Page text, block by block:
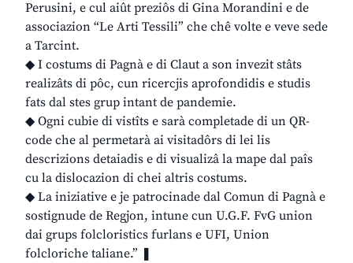
Perusini, e cul aiût preziôs di Gina Morandini e de
associazion “Le Arti Tessili” che chê volte e veve sede
a Tarcint.
◆ I costums di Pagnà e di Claut a son invezit stâts
realizâts di pôc, cun ricercjis aprofondidis e studis
fats dal stes grup intant de pandemie.
◆ Ogni cubie di vistîts e sarà completade di un QR-
code che al permetarà ai visitadôrs di lei lis
descrizions detaiadis e di visualizâ la mape dal paîs
cu la dislocazion di chei altris costums.
◆ La iniziative e je patrocinade dal Comun di Pagnà e
sostignude de Regjon, intune cun U.G.F. FvG union
dai grups folcloristics furlans e UFI, Union
folcloriche taliane.” ❚